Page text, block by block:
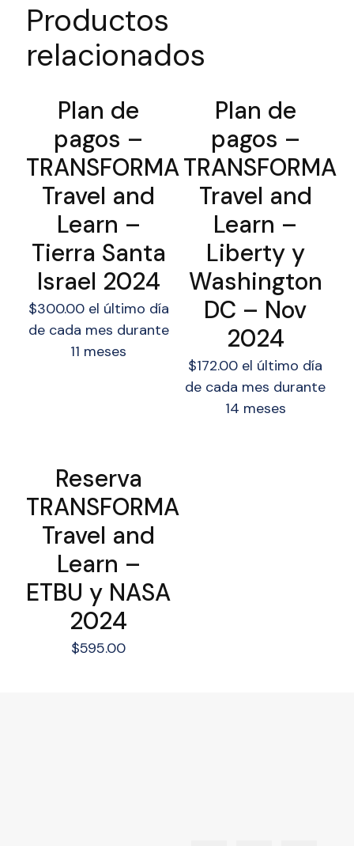
Productos
relacionados
Plan de
pagos –
TRANSFORMA
Travel and
Learn –
Tierra Santa
Israel 2024
$300.00 el último día
de cada mes durante
11 meses
Plan de
pagos –
TRANSFORMA
Travel and
Learn –
Liberty y
Washington
DC – Nov
2024
$172.00 el último día
de cada mes durante
14 meses
Reserva
TRANSFORMA
Travel and
Learn –
ETBU y NASA
2024
$595.00